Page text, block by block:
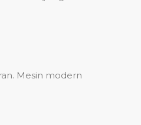
Mesin modern